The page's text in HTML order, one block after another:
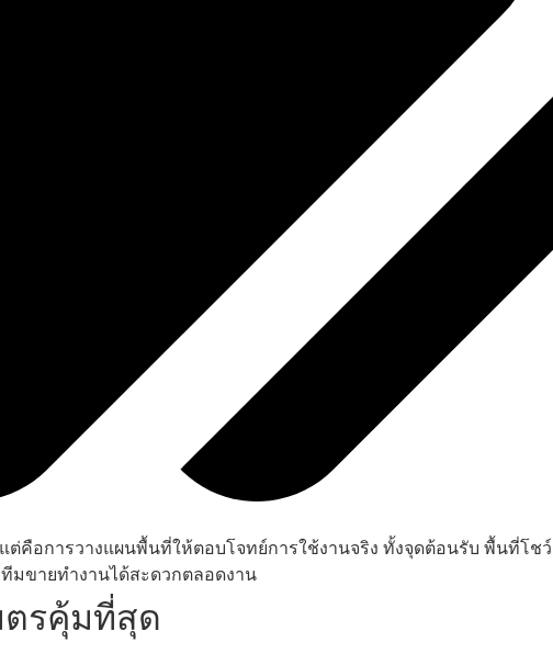
คือการวางแผนพื้นที่ให้ตอบโจทย์การใช้งานจริง ทั้งจุดต้อนรับ พื้นที่โ
มขายทำงานได้สะดวกตลอดงาน
ตรคุ้มที่สุด